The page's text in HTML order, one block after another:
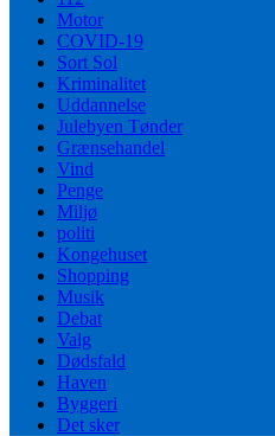
Motor
COVID-19
Sort Sol
Kriminalitet
Uddannelse
Julebyen Tønder
Grænsehandel
Vind
Penge
Miljø
politi
Kongehuset
Shopping
Musik
Debat
Valg
Dødsfald
Haven
Byggeri
Det sker